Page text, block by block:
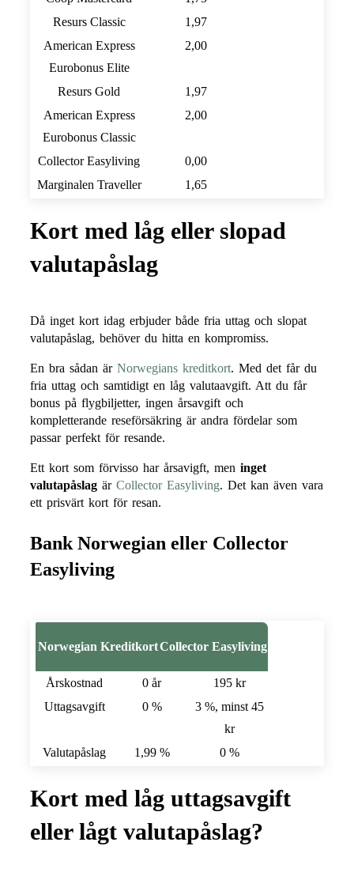
Resurs Classic
1,97
American Express
Eurobonus Elite
2,00
Resurs Gold
1,97
American Express
Eurobonus Classic
2,00
Collector Easyliving
0,00
Marginalen Traveller
1,65
Kort med låg eller slopad
valutapåslag
Då inget kort idag erbjuder både fria uttag och slopat
valutapåslag, behöver du hitta en kompromiss.
En bra sådan är Norwegians kreditkort. Med det får du
fria uttag och samtidigt en låg valutaavgift. Att du får
bonus på flygbiljetter, ingen årsavgift och
kompletterande reseförsäkring är andra fördelar som
passar perfekt för resande.
Ett kort som förvisso har årsavigft, men inget
valutapåslag är Collector Easyliving. Det kan även vara
ett prisvärt kort för resan.
Bank Norwegian eller Collector
Easyliving
Norwegian KreditkortCollector Easyliving
Årskostnad 0 år
195 kr
Uttagsavgift
0 %
3 %, minst 45
kr
Valutapåslag
1,99 % 0 %
Kort med låg uttagsavgift
eller lågt valutapåslag?